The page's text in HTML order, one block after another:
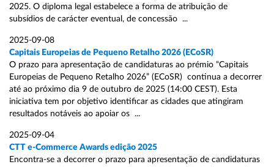
2025. O diploma legal estabelece a forma de atribuição de
subsídios de carácter eventual, de concessão ...
2025-09-08
Capitais Europeias de Pequeno Retalho 2026 (ECoSR)
O prazo para apresentação de candidaturas ao prémio “Capitais
Europeias de Pequeno Retalho 2026” (ECoSR) continua a decorrer
até ao próximo dia 9 de outubro de 2025 (14:00 CEST). Esta
iniciativa tem por objetivo identificar as cidades que atingiram
resultados notáveis ao apoiar os ...
2025-09-04
CTT e-Commerce Awards edição 2025
Encontra-se a decorrer o prazo para apresentação de candidaturas